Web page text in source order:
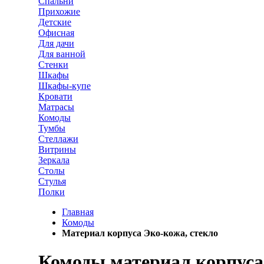
Прихожие
Детские
Офисная
Для дачи
Для ванной
Стенки
Шкафы
Шкафы-купе
Кровати
Матрасы
Комоды
Тумбы
Стеллажи
Витрины
Зеркала
Столы
Стулья
Полки
Главная
Комоды
Материал корпуса Эко-кожа, стекло